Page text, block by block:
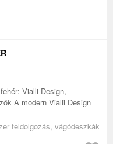
Vialli Design,
A modern Vialli Design
feldolgozás, vágódeszkák